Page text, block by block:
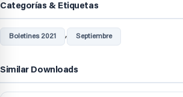
Categorías & Etiquetas
Boletines 2021 , Septiembre
Similar Downloads